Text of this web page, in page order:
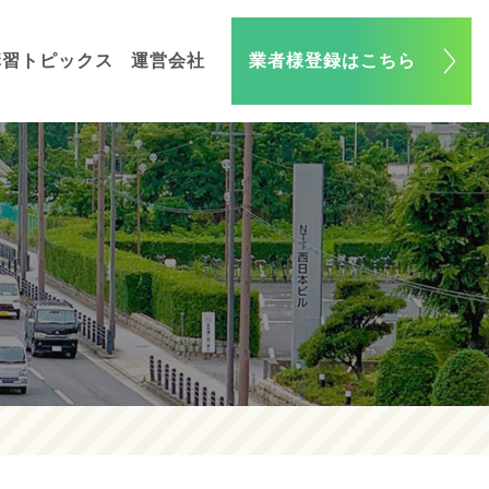
トピックス 運営会社 業者様登録はこちら